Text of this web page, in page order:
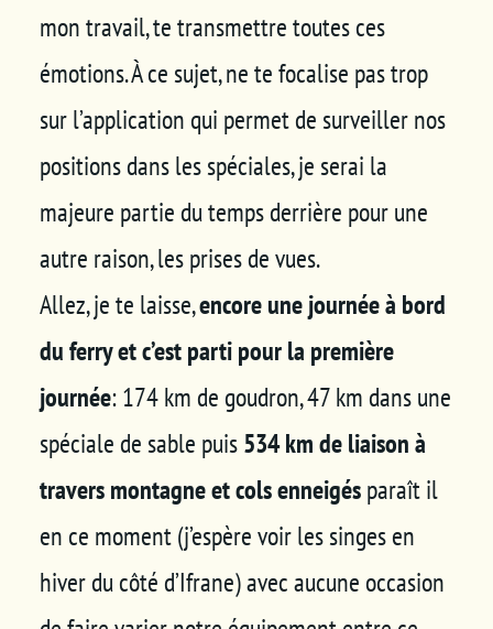
mon travail, te transmettre toutes ces
émotions. À ce sujet, ne te focalise pas trop
sur l’application qui permet de surveiller nos
positions dans les spéciales, je serai la
majeure partie du temps derrière pour une
autre raison, les prises de vues.
Allez, je te laisse,encore une journée à bord
du ferry et c’est parti pour la première
journée: 174 km de goudron, 47 km dans une
spéciale de sable puis534 km de liaison à
travers montagne et cols enneigésparaît il
en ce moment (j’espère voir les singes en
hiver du côté d’Ifrane) avec aucune occasion